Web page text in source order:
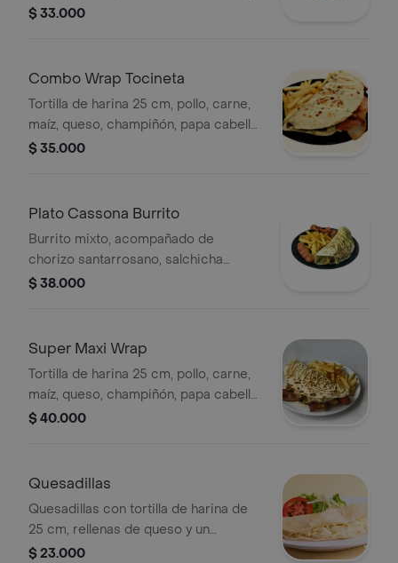
lechuga, acompañamiento y bebida a
$ 33.000
Combo Wrap Tocineta
Tortilla de harina 25 cm, pollo, carne,
maíz, queso, champiñón, papa cabello
de ángel, tocineta ahumada,
$ 35.000
Plato Cassona Burrito
Burrito mixto, acompañado de
chorizo santarrosano, salchicha
americana, papa a la francesa y
$ 38.000
Super Maxi Wrap
Tortilla de harina 25 cm, pollo, carne,
maíz, queso, champiñón, papa cabello
de ángel, tocineta, chorizo
$ 40.000
Quesadillas
Quesadillas con tortilla de harina de
25 cm, rellenas de queso y un
ingrediente a elegir. Acompañadas de
$ 23.000